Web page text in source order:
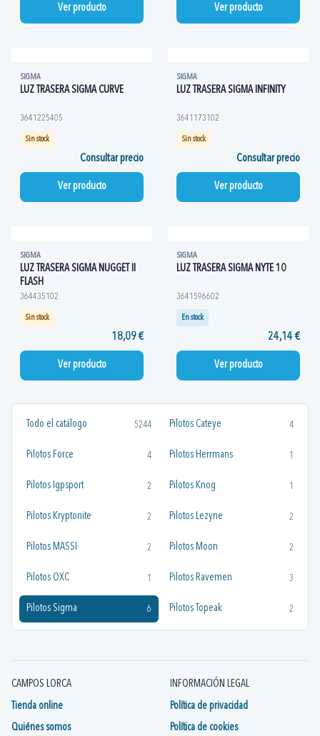
Todo el catálogo 5244 Pilotos Cateye 4
Pilotos Force 4 Pilotos Herrmans 1
Pilotos Igpsport 2 Pilotos Knog 1
Pilotos Kryptonite 2 Pilotos Lezyne 2
Pilotos MASSI 2 Pilotos Moon 2
Pilotos OXC 1 Pilotos Ravemen 3
Pilotos Sigma 6 Pilotos Topeak 2
Ver producto Ver producto
SIGMA
LUZ TRASERA SIGMA CURVE
3641225405
Sin stock
Consultar precio
Ver producto
SIGMA
LUZ TRASERA SIGMA INFINITY
3641173102
Sin stock
Consultar precio
Ver producto
SIGMA
LUZ TRASERA SIGMA NUGGET II
FLASH
364435102
Sin stock
18,09 €
Ver producto
SIGMA
LUZ TRASERA SIGMA NYTE 10
3641596602
En stock
24,14 €
Ver producto
CAMPOS LORCA
Tienda online
Quiénes somos
INFORMACIÓN LEGAL
Política de privacidad
Política de cookies